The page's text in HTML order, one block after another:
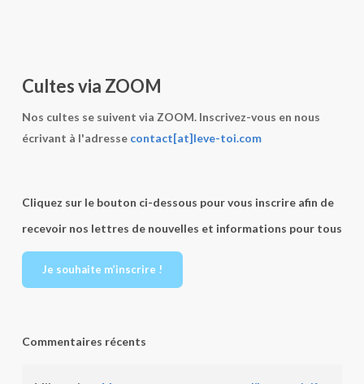
Cultes via ZOOM
Nos cultes se suivent via ZOOM. Inscrivez-vous en nous
écrivant à l'adresse contact[at]leve-toi.com
Cliquez sur le bouton ci-dessous pour vous inscrire afin de
recevoir nos lettres de nouvelles et informations pour tous
Je souhaite m’inscrire !
Commentaires récents